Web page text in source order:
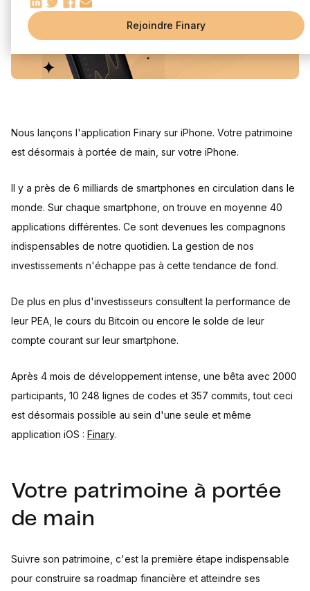
Rejoindre Finary
Nous lançons l'application Finary sur iPhone. Votre patrimoine
est désormais à portée de main, sur votre iPhone.
Il y a près de 6 milliards de smartphones en circulation dans le
monde. Sur chaque smartphone, on trouve en moyenne 40
applications différentes. Ce sont devenues les compagnons
indispensables de notre quotidien. La gestion de nos
investissements n'échappe pas à cette tendance de fond.
De plus en plus d'investisseurs consultent la performance de
leur PEA, le cours du Bitcoin ou encore le solde de leur
compte courant sur leur smartphone.
Après 4 mois de développement intense, une bêta avec 2000
participants, 10 248 lignes de codes et 357 commits, tout ceci
est désormais possible au sein d'une seule et même
application iOS : Finary.
Votre patrimoine à portée
de main
Suivre son patrimoine, c'est la première étape indispensable
pour construire sa roadmap financière et atteindre ses